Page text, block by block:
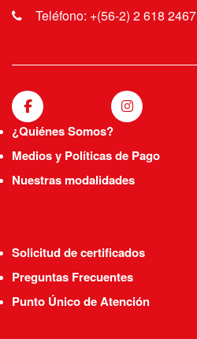
Teléfono: +(56-2) 2 618 2467
¿Quiénes Somos?
Medios y Políticas de Pago
Nuestras modalidades
Solicitud de certificados
Preguntas Frecuentes
Punto Único de Atención